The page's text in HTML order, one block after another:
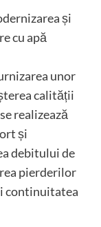
și
cu apă
unor
calității
realizează
și
debitului de
pierderilor
continuitatea